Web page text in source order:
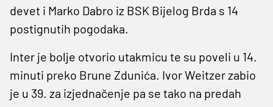
devet i Marko Dabro iz BSK Bijelog Brda s 14
postignutih pogodaka.
Inter je bolje otvorio utakmicu te su poveli u 14.
minuti preko Brune Zdunića. Ivor Weitzer zabio
je u 39. za izjednačenje pa se tako na predah